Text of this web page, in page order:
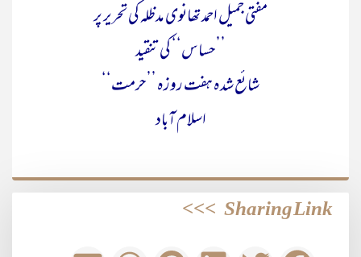
مفتی جمیل احمد تھانوی مدظلہ کی تحریر پر
’’حساس‘‘ کی تنقید
شائع شدہ ہفت روزہ ’’حرمت‘‘
اسلام آباد
Sharing Link
>>>